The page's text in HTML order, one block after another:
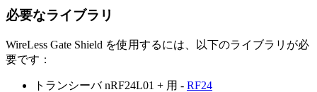
必要なライブラリ
WireLess Gate Shield を使用するには、以下のライブラリが必
要です：
トランシーバ nRF24L01 + 用 - RF24